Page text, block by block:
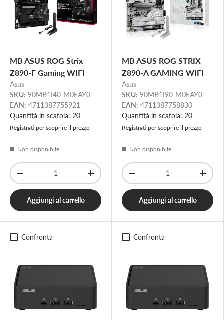
MB ASUS ROG Strix
Z890-F Gaming WIFI
Asus
SKU: 90MB1I40-M0EAY0
EAN: 4711387755921
Quantità in scatola: 20
Registrati per scoprire il prezzo
Non disponibile
Q.tà
-
+
Aggiungi al carrello
MB ASUS ROG STRIX
Z890-A GAMING WIFI
Asus
SKU: 90MB1I90-M0EAY0
EAN: 4711387758830
Quantità in scatola: 20
Registrati per scoprire il prezzo
Non disponibile
Q.tà
-
+
Aggiungi al carrello
Confronta Confronta